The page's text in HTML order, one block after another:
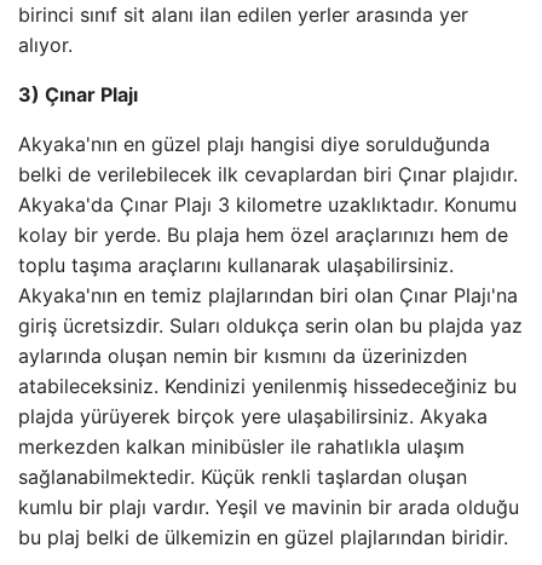
birinci sınıf sit alanı ilan edilen yerler arasında yer
alıyor.
3) Çınar Plajı
Akyaka'nın en güzel plajı hangisi diye sorulduğunda
belki de verilebilecek ilk cevaplardan biri Çınar plajıdır.
Akyaka'da Çınar Plajı 3 kilometre uzaklıktadır. Konumu
kolay bir yerde. Bu plaja hem özel araçlarınızı hem de
toplu taşıma araçlarını kullanarak ulaşabilirsiniz.
Akyaka'nın en temiz plajlarından biri olan Çınar Plajı'na
giriş ücretsizdir. Suları oldukça serin olan bu plajda yaz
aylarında oluşan nemin bir kısmını da üzerinizden
atabileceksiniz. Kendinizi yenilenmiş hissedeceğiniz bu
plajda yürüyerek birçok yere ulaşabilirsiniz. Akyaka
merkezden kalkan minibüsler ile rahatlıkla ulaşım
sağlanabilmektedir. Küçük renkli taşlardan oluşan
kumlu bir plajı vardır. Yeşil ve mavinin bir arada olduğu
bu plaj belki de ülkemizin en güzel plajlarından biridir.